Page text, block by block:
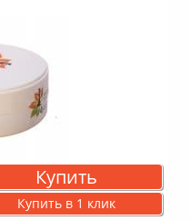
Купить
Купить в 1 клик